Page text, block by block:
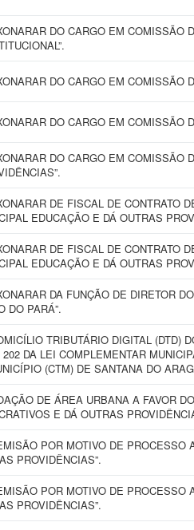
DO CARGO EM COMISSÃO
DO CARGO EM COMISSÃO
DO CARGO EM COMISSÃO
DO CARGO EM COMISSÃO
DE FISCAL DE CONTRATO
EDUCAÇÃO E DÁ OUTRAS
DE FISCAL DE CONTRATO
EDUCAÇÃO E DÁ OUTRAS
DA FUNÇÃO DE DIRETOR
DO PARÁ”.
TRIBUTÁRIO DIGITAL (DTD)
DA LEI COMPLEMENTAR
(CTM) DE SANTANA DO
DE ÁREA URBANA A FAVOR
E DÁ OUTRAS
POR MOTIVO DE
PROVIDÊNCIAS”.
POR MOTIVO DE
PROVIDÊNCIAS”.